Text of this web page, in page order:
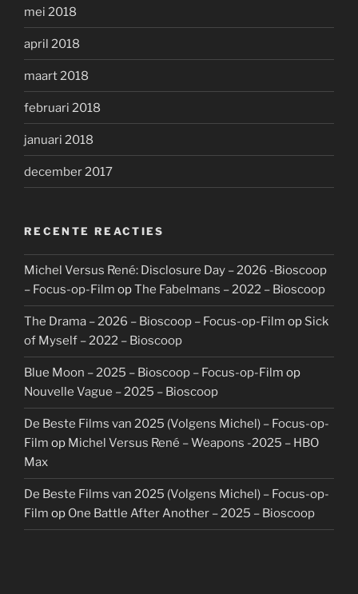
mei 2018
april 2018
maart 2018
februari 2018
januari 2018
december 2017
RECENTE REACTIES
Michel Versus René: Disclosure Day – 2026 -Bioscoop
– Focus-op-Film opThe Fabelmans – 2022 – Bioscoop
The Drama – 2026 – Bioscoop – Focus-op-Film op Sick
of Myself – 2022 – Bioscoop
Blue Moon – 2025 – Bioscoop – Focus-op-Film op
Nouvelle Vague – 2025 – Bioscoop
De Beste Films van 2025 (Volgens Michel) – Focus-op-
Film op Michel Versus René – Weapons -2025 – HBO
Max
De Beste Films van 2025 (Volgens Michel) – Focus-op-
Film op One Battle After Another – 2025 – Bioscoop